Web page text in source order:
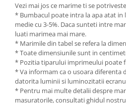
Vezi mai jos ce marime ti se
* Bumbacul poate intra la apa atat in
medie cu 3-5%. Daca sunteti intre
luati marimea mai mare.
* Marimile din tabel se refera la
* Toate dimensiunile sunt in
* Pozitia tiparului imprimeului poate
* Va informam ca o usoara diferenta
datorita luminii si luminozitatii
* Pentru mai multe detalii despre
masuratorile, consultati ghidul